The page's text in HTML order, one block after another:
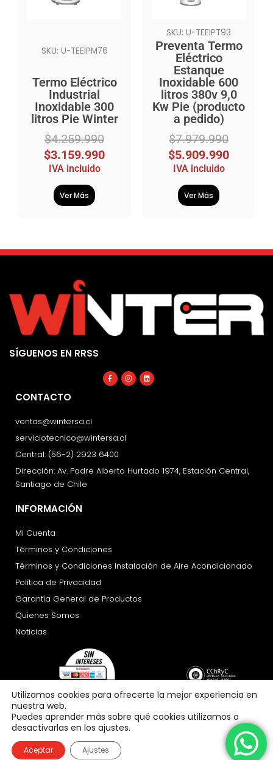
SKU: U-TEEIPM76
Termo Eléctrico
Industrial
Inoxidable 300
litros Pie Winter
$4.259.990
$3.159.990
IVA incluido
Ver Más
SKU: U-TEEIPT93
Preventa Termo
Eléctrico
Estanque
Inoxidable 600
litros 380v 9,0
Kw Pie (producto
a pedido)
$7.979.990
$5.909.990
IVA incluido
Ver Más
SÍGUENOS EN RRSS
Facebook-
f
Instagram
Linkedin
CONTACTO
ventas@wintersa.cl
serviciotecnico@wintersa.cl
Central: (56-2) 2923 6400
Dirección: Av. Padre Alberto Hurtado 1974, Estación Central,
Santiago de Chile
INFORMACIÓN
Mi Cuenta
Términos y Condiciones
Términos y Condiciones Instalación de Aire Acondicionado
Política de Privacidad
Garantía General de Productos
Quienes Somos
Noticias
Utilizamos cookies para ofrecerte la mejor experiencia en
nuestra web.
Puedes aprender más sobre qué cookies utilizamos o
desactivarlas en los ajustes.
Aceptar Ajustes